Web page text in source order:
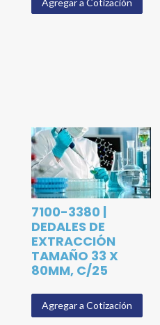
Agregar a Cotización
7100-3380 |
DEDALES DE
EXTRACCIÓN
TAMAÑO 33 X
80MM, C/25
Agregar a Cotización